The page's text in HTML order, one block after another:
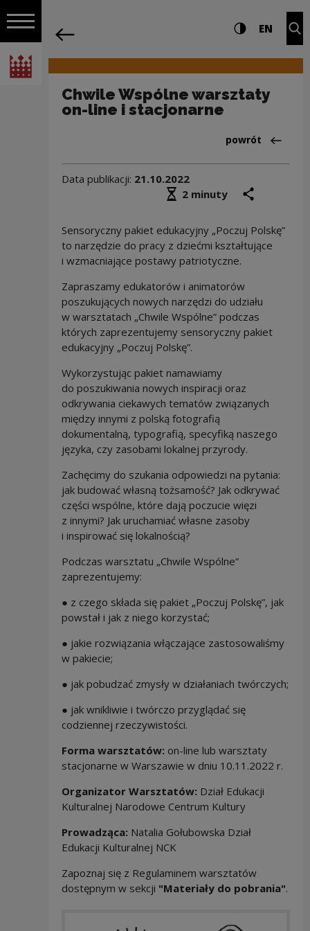
Włącz nawigację
Narodowe Centrum Kultury
Nawigacja Ustawienia i Wysoki
EN
Chwile Wspólne warsztaty
on-line i stacjonarne
Powrót
powrót
Data publikacji: 21.10.2022
Średni czas czytania
2 minuty
Sensoryczny pakiet edukacyjny „Poczuj Polskę”
to narzędzie do pracy z dziećmi kształtujące
i wzmacniające postawy patriotyczne.
Zapraszamy edukatorów i animatorów
poszukujących nowych narzędzi do udziału
w warsztatach „Chwile Wspólne” podczas
których zaprezentujemy sensoryczny pakiet
edukacyjny „Poczuj Polskę”.
Wykorzystując pakiet namawiamy
do poszukiwania nowych inspiracji oraz
odkrywania ciekawych tematów związanych
między innymi z polską fotografią
dokumentalną, typografią, specyfiką naszego
języka, czy zasobami lokalnej przyrody.
Zachęcimy do szukania odpowiedzi na pytania:
jak budować własną tożsamość? Jak odkrywać
części wspólne, które dają poczucie więzi
z innymi? Jak uruchamiać własne zasoby
i inspirować się lokalnością?
Podczas warsztatu „Chwile Wspólne”
zaprezentujemy:
● z czego składa się pakiet „Poczuj Polskę”, jak
powstał i jak z niego korzystać;
● jakie rozwiązania włączające zastosowaliśmy
w pakiecie;
● jak pobudzać zmysły w działaniach twórczych;
● jak wnikliwie i twórczo przyglądać się
codziennej rzeczywistości.
Forma warsztatów: on-line lub warsztaty
stacjonarne w Warszawie w dniu 10.11.2022 r.
Organizator Warsztatów: Dział Edukacji
Kulturalnej Narodowe Centrum Kultury
Prowadząca: Natalia Gołubowska Dział
Edukacji Kulturalnej NCK
Zapoznaj się z Regulaminem warsztatów
dostępnym w sekcji "Materiały do pobrania".